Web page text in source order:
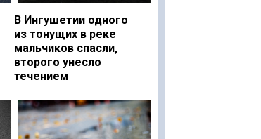
В Ингушетии одного
из тонущих в реке
мальчиков спасли,
второго унесло
течением